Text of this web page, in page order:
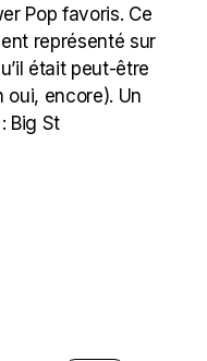
Pop favoris. Ce
représenté sur
était peut-être
encore). Un
Big St